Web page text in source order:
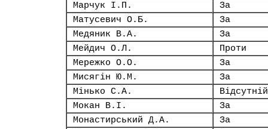
Марчук І.П.
За
Матусевич О.Б.
За
Медяник В.А.
За
Мейдич О.Л.
Проти
Мережко О.О.
За
Мисягін Ю.М.
За
Мінько С.А.
Відсутній
Мокан В.І.
За
Монастирський Д.А.
За